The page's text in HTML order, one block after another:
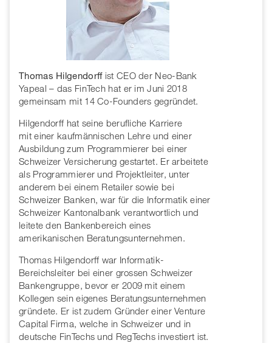
Thomas Hilgendorffist CEO der Neo-Bank
Yapeal – das FinTech hat er im Juni 2018
gemeinsam mit 14 Co-Founders gegründet.
Hilgendorff hat seine berufliche Karriere
mit einer kaufmännischen Lehre und einer
Ausbildung zum Programmierer bei einer
Schweizer Versicherung gestartet. Er arbeitete
als Programmierer und Projektleiter, unter
anderem bei einem Retailer sowie bei
Schweizer Banken, war für die Informatik einer
Schweizer Kantonalbank verantwortlich und
leitete den Bankenbereich eines
amerikanischen Beratungsunternehmen.
Thomas Hilgendorff war Informatik-
Bereichsleiter bei einer grossen Schweizer
Bankengruppe, bevor er 2009 mit einem
Kollegen sein eigenes Beratungsunternehmen
gründete. Er ist zudem Gründer einer Venture
Capital Firma, welche in Schweizer und in
deutsche FinTechs und RegTechs investiert ist.